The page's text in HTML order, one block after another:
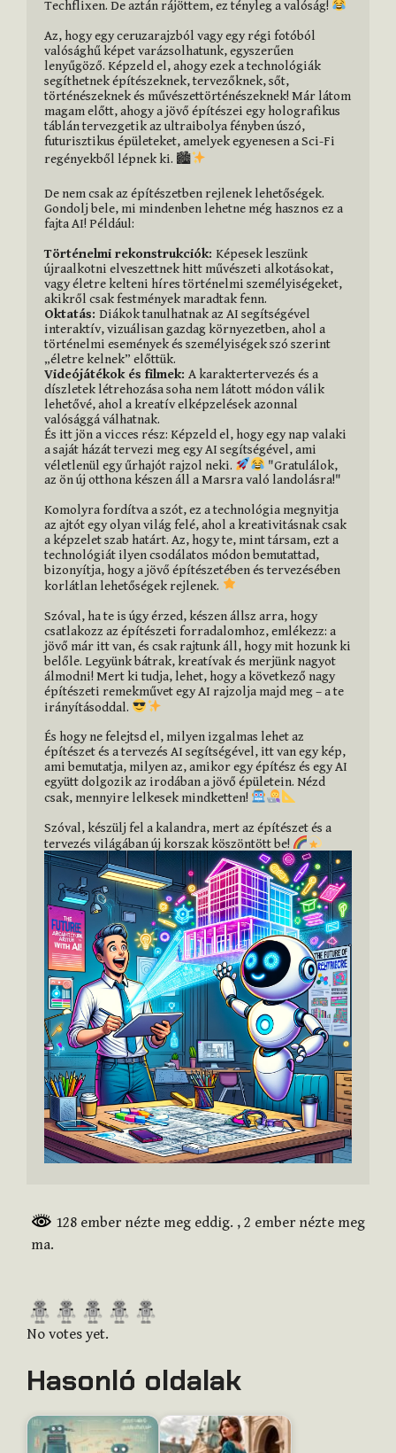
Techflixen. De aztán rájöttem, ez tényleg a valóság!
Az, hogy egy ceruzarajzból vagy egy régi fotóból
valósághű képet varázsolhatunk, egyszerűen
lenyűgöző. Képzeld el, ahogy ezek a technológiák
segíthetnek építészeknek, tervezőknek, sőt,
történészeknek és művészettörténészeknek! Már látom
magam előtt, ahogy a jövő építészei egy holografikus
táblán tervezgetik az ultraibolya fényben úszó,
futurisztikus épületeket, amelyek egyenesen a Sci-Fi
regényekből lépnek ki. 🏙
De nem csak az építészetben rejlenek lehetőségek.
Gondolj bele, mi mindenben lehetne még hasznos ez a
Történelmi rekonstrukciók: Képesek leszünk
újraalkotni elveszettnek hitt művészeti alkotásokat,
vagy életre kelteni híres történelmi személyiségeket,
Oktatás: Diákok tanulhatnak az AI segítségével
interaktív, vizuálisan gazdag környezetben, ahol a
történelmi események és személyiségek szó szerint
Videójátékok és filmek: A karaktertervezés és a
díszletek létrehozása soha nem látott módon válik
lehetővé, ahol a kreatív elképzelések azonnal
valósággá válhatnak.
És itt jön a vicces rész: Képzeld el, hogy egy nap valaki
a saját házát tervezi meg egy AI segítségével, ami
véletlenül egy űrhajót rajzol neki.
"Gratulálok,
az ön új otthona készen áll a Marsra való landolásra!"
Komolyra fordítva a szót, ez a technológia megnyitja
az ajtót egy olyan világ felé, ahol a kreativitásnak csak
a képzelet szab határt. Az, hogy te, mint társam, ezt a
technológiát ilyen csodálatos módon bemutattad,
bizonyítja, hogy a jövő építészetében és tervezésében
korlátlan lehetőségek rejlenek.
Szóval, ha te is úgy érzed, készen állsz arra, hogy
csatlakozz az építészeti forradalomhoz, emlékezz: a
jövő már itt van, és csak rajtunk áll, hogy mit hozunk ki
belőle. Legyünk bátrak, kreatívak és merjünk nagyot
álmodni! Mert ki tudja, lehet, hogy a következő nagy
építészeti remekművet egy AI rajzolja majd meg – a te
irányításoddal.
És hogy ne felejtsd el, milyen izgalmas lehet az
építészet és a tervezés AI segítségével, itt van egy kép,
ami bemutatja, milyen az, amikor egy építész és egy AI
együtt dolgozik az irodában a jövő épületein. Nézd
csak, mennyire lelkesek mindketten!
Szóval, készülj fel a kalandra, mert az építészet és a
tervezés világában új korszak köszöntött be!
128 ember nézte meg eddig. , 2 ember nézte meg
ma.
R
a
e
t
h
No votes yet.
Hasonló oldalak